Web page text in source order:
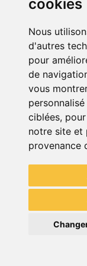
cookies
Nous
d'autres
pour
de
vous
ciblées,
notre site et
provenance
Télécharge